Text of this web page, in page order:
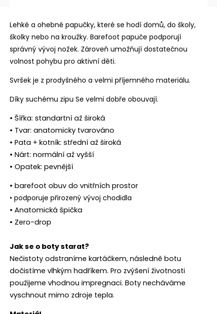
Lehké a ohebné papučky, které se hodí domů, do školy,
školky nebo na kroužky. Barefoot papuče podporují
správný vývoj nožek. Zároveň umožňují dostatečnou
volnost pohybu pro aktivní děti.
Svršek je z prodyšného a velmi příjemného materiálu.
Díky suchému zipu Se velmi dobře obouvají.
• Šířka: standartní až široká
• Tvar: anatomicky tvarováno
• Pata + kotník: střední až široká
• Nárt: normální až vyšší
• Opatek: pevnější
• barefoot obuv do vnitřních prostor
• podporuje přirozený vývoj chodidla
• Anatomická špička
• Zero-drop
Jak se o boty starat?
Nečistoty odstraníme kartáčkem, následně botu
dočistíme vlhkým hadříkem. Pro zvýšení životnosti
použijeme vhodnou impregnaci. Boty necháváme
vyschnout mimo zdroje tepla.